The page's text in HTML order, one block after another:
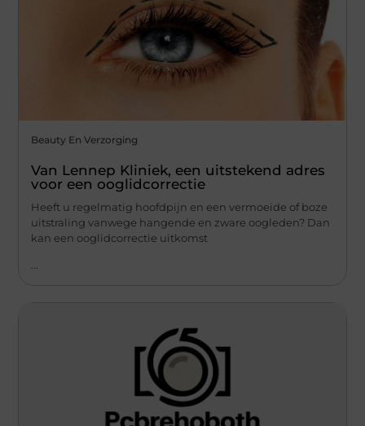
Beauty En Verzorging
Van Lennep Kliniek, een uitstekend adres
voor een ooglidcorrectie
Heeft u regelmatig hoofdpijn en een vermoeide of boze
uitstraling vanwege hangende en zware oogleden? Dan
kan een ooglidcorrectie uitkomst
...